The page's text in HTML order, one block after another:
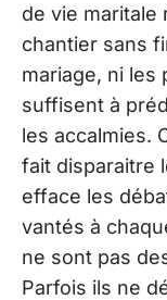
de vie maritale
chantier sans
mariage, ni les
suffisent à
les accalmies.
fait disparaitre
efface les
vantés à
ne sont pas
Parfois ils ne